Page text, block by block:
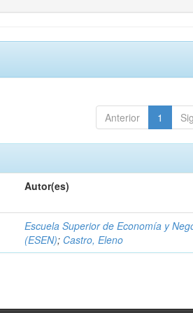
Anterior 1
Autor(es)
Escuela Superior de Economía y
(ESEN); Castro, Eleno